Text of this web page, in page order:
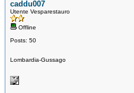
caddu007
Utente Vesparestauro
Offline
Posts: 50
Lombardia-Gussago